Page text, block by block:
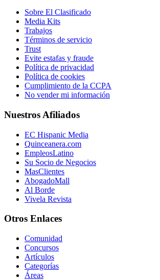
Sobre El Clasificado
Media Kits
Trabajos
Términos de servicio
Trust
Evite estafas y fraude
Política de privacidad
Política de cookies
Cumplimiento de la CCPA
No vender mi información
Nuestros Afiliados
EC Hispanic Media
Quinceanera.com
EmpleosLatino
Su Socio de Negocios
MasClientes
AbogadoMall
Al Borde
Vivela Revista
Otros Enlaces
Comunidad
Concursos
Artículos
Categorías
Áreas